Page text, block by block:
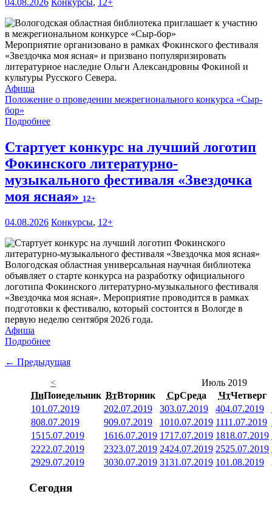
04.08.2026 Конкурсы, 12+
Мероприятие организовано в рамках Фокинского фестиваля
«Звездочка моя ясная» и призвано популяризировать
литературное наследие Ольги Александровны Фокиной и
культуры Русского Севера.
Афиша
Положение о проведении межрегионального конкурса «Сыр-
бор»
Подробнее
Стартует конкурс на лучший логотип
Фокинского литературно-
музыкального фестиваля «Звездочка
моя ясная» 12+
04.08.2026 Конкурсы, 12+
Вологодская областная универсальная научная библиотека
объявляет о старте конкурса на разработку официального
логотипа Фокинского литературно-музыкального фестиваля
«Звездочка моя ясная». Мероприятие проводится в рамках
подготовки к фестивалю, который состоится в Вологде в
первую неделю сентября 2026 года.
Афиша
Подробнее
← Предыдущая
<
Июль 2019
ПнПонедельник ВтВторник СрСреда ЧтЧетверг
101.07.2019 202.07.2019 303.07.2019 404.07.2019
808.07.2019 909.07.2019 1010.07.2019 1111.07.2019
1515.07.2019 1616.07.2019 1717.07.2019 1818.07.2019
2222.07.2019 2323.07.2019 2424.07.2019 2525.07.2019
2929.07.2019 3030.07.2019 3131.07.2019 101.08.2019
Сегодня